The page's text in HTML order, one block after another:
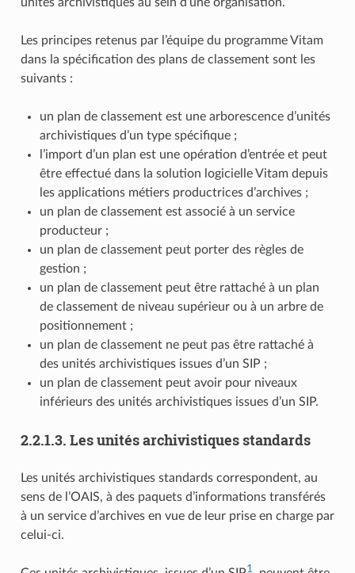
Les principes retenus par l’équipe du programme Vitam
dans la spécification des plans de classement sont les
suivants :
un plan de classement est une arborescence d’unités
archivistiques d’un type spécifique ;
l’import d’un plan est une opération d’entrée et peut
être effectué dans la solution logicielle Vitam depuis
les applications métiers productrices d’archives ;
un plan de classement est associé à un service
producteur ;
un plan de classement peut porter des règles de
gestion ;
un plan de classement peut être rattaché à un plan
de classement de niveau supérieur ou à un arbre de
positionnement ;
un plan de classement ne peut pas être rattaché à
des unités archivistiques issues d’un SIP ;
un plan de classement peut avoir pour niveaux
inférieurs des unités archivistiques issues d’un SIP.
2.2.1.3. Les unités archivistiques standards
Les unités archivistiques standards correspondent, au
sens de l’OAIS, à des paquets d’informations transférés
à un service d’archives en vue de leur prise en charge par
celui-ci.
1